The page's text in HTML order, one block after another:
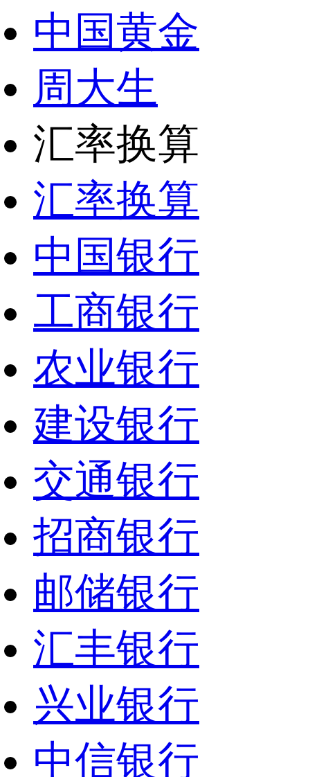
中国黄金
周大生
汇率换算
汇率换算
中国银行
工商银行
农业银行
建设银行
交通银行
招商银行
邮储银行
汇丰银行
兴业银行
中信银行